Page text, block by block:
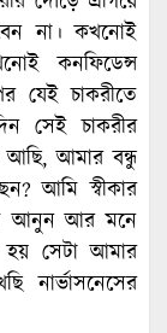
না। কখনোই
কনফিডেন্স
যেই চাকরীতে
সেই চাকরীর
আছি, আমার বন্ধু
আমি স্বীকার
আনুন আর মনে
সেটা আমার
নার্ভাসনেসের